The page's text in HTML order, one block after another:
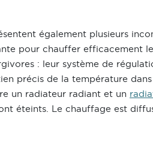
également plusieurs
pour chauffer efficacement
: leur système de
précis de la température
un radiateur radiant et un
éteints. Le chauffage est